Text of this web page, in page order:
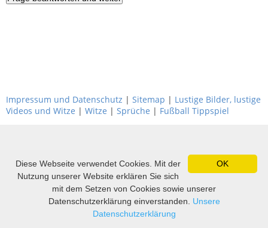
Impressum und Datenschutz | Sitemap | Lustige Bilder, lustige
Videos und Witze | Witze | Sprüche | Fußball Tippspiel
OK
Diese Webseite verwendet Cookies. Mit der
Nutzung unserer Website erklären Sie sich
mit dem Setzen von Cookies sowie unserer
Datenschutzerklärung einverstanden. Unsere
Datenschutzerklärung